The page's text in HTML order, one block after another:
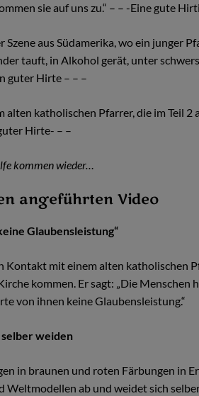
sie auf uns zu.“ – – -Eine gute
aus Südamerika, wo ein junger
tauft, in Alkohol gerät, unter
guter Hirte – – –
alten katholischen Pfarrer, die im Teil
Hirte- – –
kommen wieder…
angeführten Video
Glaubensleistung“
mit einem alten katholischen
kommen. Er sagt: „Die Menschen
von ihnen keine Glaubensleistung.“
selber weiden
in braunen und roten Färbungen in
ab und weidet sich